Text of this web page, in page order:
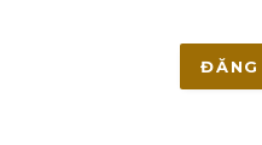
ĐĂNG